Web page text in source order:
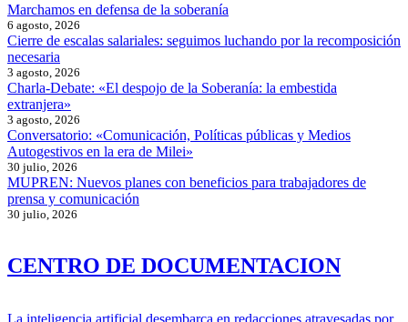
Marchamos en defensa de la soberanía
6 agosto, 2026
Cierre de escalas salariales: seguimos luchando por la recomposición
necesaria
3 agosto, 2026
Charla-Debate: «El despojo de la Soberanía: la embestida
extranjera»
3 agosto, 2026
Conversatorio: «Comunicación, Políticas públicas y Medios
Autogestivos en la era de Milei»
30 julio, 2026
MUPREN: Nuevos planes con beneficios para trabajadores de
prensa y comunicación
30 julio, 2026
CENTRO DE DOCUMENTACION